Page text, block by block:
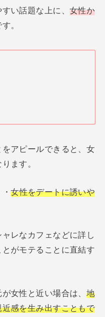
い話題な上に、 女性か
。
アピールできると、女
ます。
・女性をデートに誘いや
レなカフェなどに詳し
がモテることに直結す
女性と近い場合は、 地
感を生み出すこともで